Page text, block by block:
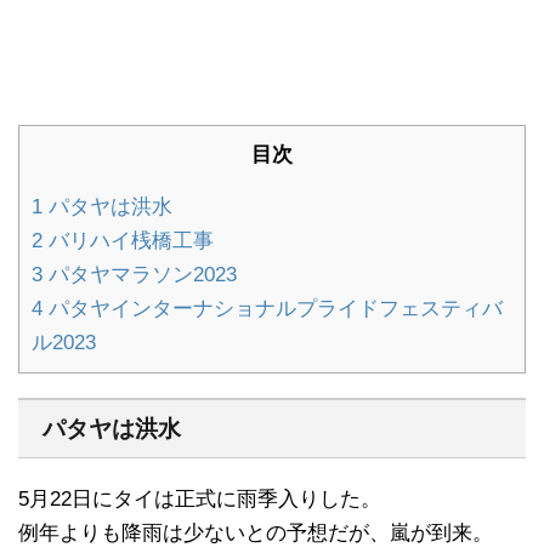
目次
1 パタヤは洪水
2 バリハイ桟橋工事
3 パタヤマラソン2023
4 パタヤインターナショナルプライドフェスティバ
ル2023
パタヤは洪水
5月22日にタイは正式に雨季入りした。
例年よりも降雨は少ないとの予想だが、嵐が到来。